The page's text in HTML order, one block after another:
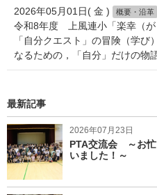
2026年05月01日( 金 ) 概要・沿革
令和8年度 上風連小「楽幸（
「自分クエスト」の冒険（学
なるための，「自分」だけの物
最新記事
2026年07月23日
PTA交流会 ～お忙
いました！～